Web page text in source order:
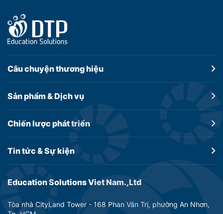
Education Solutions Viet Nam.,Ltd
Tòa nhà CityLand Tower - 168 Phan Văn Trị, phường An Nhơn,
Câu chuyệnthương hiệu
Sản phẩm &Dịch vụ
Chiến lược phát triển
Tin tức &Sự kiện